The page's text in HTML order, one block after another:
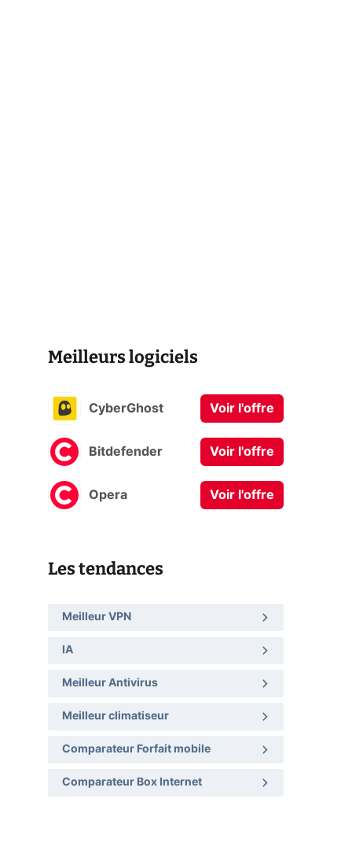
Meilleurs logiciels
CyberGhost Voir l'offre
Bitdefender Voir l'offre
Opera Voir l'offre
Les tendances
Meilleur VPN
IA
Meilleur Antivirus
Meilleur climatiseur
Comparateur Forfait mobile
Comparateur Box Internet